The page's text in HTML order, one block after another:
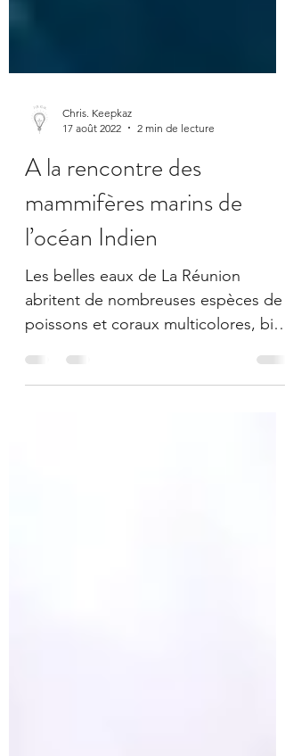
17 août 2022
2 min de lecture
A la rencontre des
mammifères marins de
l’océan Indien
Les belles eaux de La Réunion
poissons et coraux multicolores, bien
sûr, mais aussi des mammifères